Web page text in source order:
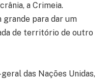
a Crimeia.
grande para dar um
de território de outro
das Nações Unidas,